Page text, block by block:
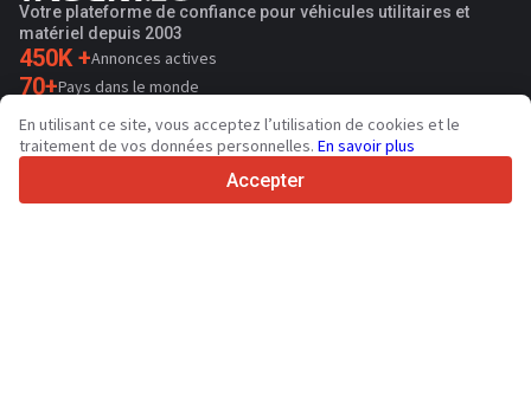
Votre plateforme de confiance pour véhicules utilitaires et
matériel depuis 2003
450K +Annonces actives
70+Pays dans le monde
36 Langues prises en charge
4.7/5
En utilisant ce site, vous acceptez l’utilisation de cookies et le
traitement de vos données personnelles. En savoir plus
Accepter